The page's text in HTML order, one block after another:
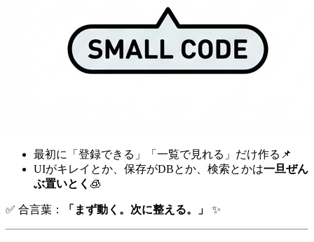
最初に「登録できる」「一覧で見れる」だけ作る📌
UIがキレイとか、保存がDBとか、検索とかは一旦ぜん
ぶ置いとく 🧊
✅ 合言葉： 「まず動く。次に整える。」 ✨